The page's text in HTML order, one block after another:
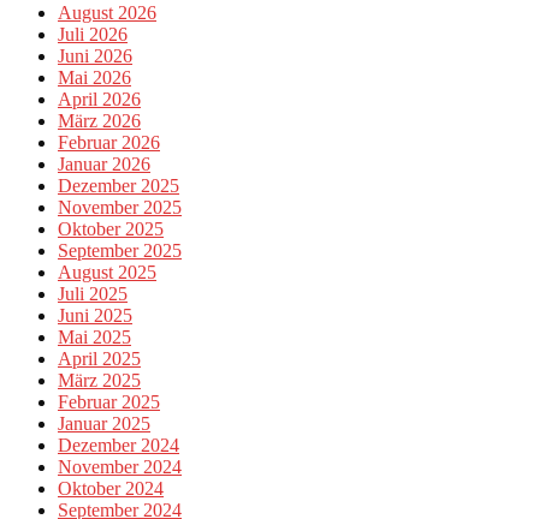
August 2026
Juli 2026
Juni 2026
Mai 2026
April 2026
März 2026
Februar 2026
Januar 2026
Dezember 2025
November 2025
Oktober 2025
September 2025
August 2025
Juli 2025
Juni 2025
Mai 2025
April 2025
März 2025
Februar 2025
Januar 2025
Dezember 2024
November 2024
Oktober 2024
September 2024